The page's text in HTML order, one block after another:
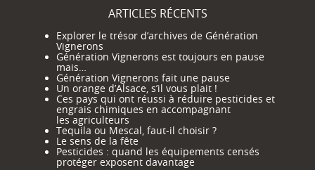
ARTICLES RÉCENTS
Explorer le trésor d’archives de Génération
Vignerons
Génération Vignerons est toujours en pause
mais…
Génération Vignerons fait une pause
Un orange d’Alsace, s’il vous plait !
Ces pays qui ont réussi à réduire pesticides et
engrais chimiques en accompagnant
les agriculteurs
Tequila ou Mescal, faut-il choisir ?
Le sens de la fête
Pesticides : quand les équipements censés
protéger exposent davantage